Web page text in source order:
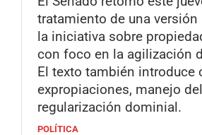
tratamiento de una versión
la iniciativa sobre
con foco en la agilización
El texto también introduce
expropiaciones, manejo
regularización dominial.
POLÍTICA